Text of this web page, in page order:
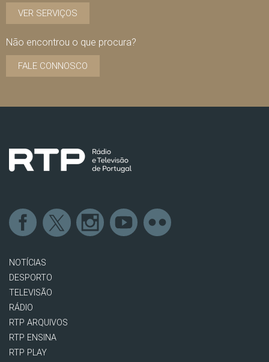
VER SERVIÇOS
Não encontrou o que procura?
FALE CONNOSCO
NOTÍCIAS
DESPORTO
TELEVISÃO
RÁDIO
RTP ARQUIVOS
RTP ENSINA
RTP PLAY